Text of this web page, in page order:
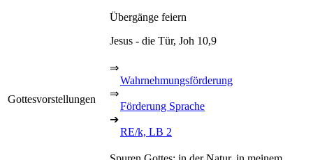
Übergänge feiern
Jesus - die Tür, Joh 10,9
Gottesvorstellungen
⇒
Wahrnehmungsförderung
⇒
Förderung Sprache
➔
RE/k, LB 2